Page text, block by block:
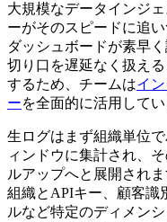
大規模なデータインジ
ーがそのスピードに追い
ダッシュボードが素早
切り口を遅延なく扱え
するため、チームはイ
ーを全面的に活用してい
生ログはまず組織単位
ィンドウに集計され、
ルアップへと展開され
組織とAPIキー、顧客識
ルなど特定のディメン